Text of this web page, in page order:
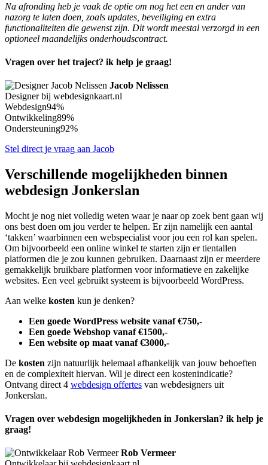
Na afronding heb je vaak de optie om nog het een en ander van
nazorg te laten doen, zoals updates, beveiliging en extra
functionaliteiten die gewenst zijn. Dit wordt meestal verzorgd in een
optioneel maandelijks onderhoudscontract.
Vragen over het traject? ik help je graag!
Jacob Nelissen
Designer bij webdesignkaart.nl
Webdesign94%
Ontwikkeling89%
Ondersteuning92%
Stel direct je vraag aan Jacob
Verschillende mogelijkheden binnen
webdesign Jonkerslan
Mocht je nog niet volledig weten waar je naar op zoek bent gaan wij
ons best doen om jou verder te helpen. Er zijn namelijk een aantal
‘takken’ waarbinnen een webspecialist voor jou een rol kan spelen.
Om bijvoorbeeld een online winkel te starten zijn er tientallen
platformen die je zou kunnen gebruiken. Daarnaast zijn er meerdere
gemakkelijk bruikbare platformen voor informatieve en zakelijke
websites. Een veel gebruikt systeem is bijvoorbeeld WordPress.
Aan welke kosten kun je denken?
Een goede WordPress website vanaf €750,-
Een goede Webshop vanaf €1500,-
Een website op maat vanaf €3000,-
De kosten zijn natuurlijk helemaal afhankelijk van jouw behoeften
en de complexiteit hiervan. Wil je direct een kostenindicatie?
Ontvang direct 4 webdesign offertes van webdesigners uit
Jonkerslan.
Vragen over webdesign mogelijkheden in Jonkerslan? ik help je
graag!
Rob Vermeer